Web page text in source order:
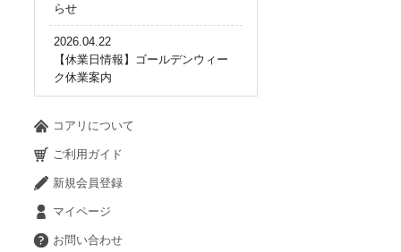
らせ
2026.04.22
【休業日情報】ゴールデンウィー
ク休業案内
コアリについて
ご利用ガイド
新規会員登録
マイページ
お問い合わせ